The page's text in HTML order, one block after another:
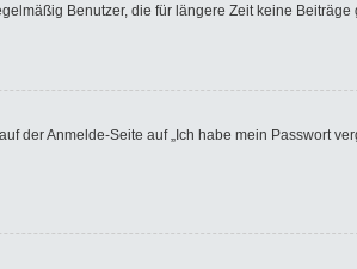
Benutzer, die für längere Zeit keine
der Anmelde-Seite auf „Ich habe mein Passwort